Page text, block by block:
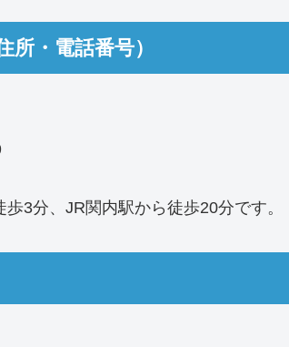
・電話番号）
3分、JR関内駅から徒歩20分です。